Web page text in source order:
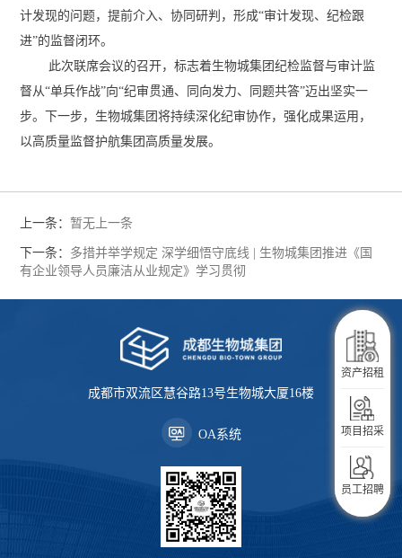
企业服务
生活服务
入驻指南
资产招租
项目招采
员工招聘
计发现的问题，提前介入、协同研判，形成“审计发现、纪检跟
进”的监督闭环。
此次联席会议的召开，标志着生物城集团纪检监督与审计监
督从“单兵作战”向“纪审贯通、同向发力、同题共答”迈出坚实一
步。下一步，生物城集团将持续深化纪审协作，强化成果运用，
以高质量监督护航集团高质量发展。
上一条：暂无上一条
下一条： 多措并举学规定 深学细悟守底线 | 生物城集团推进《国
有企业领导人员廉洁从业规定》学习贯彻
成都市双流区慧谷路13号生物城大厦16楼
OA系统